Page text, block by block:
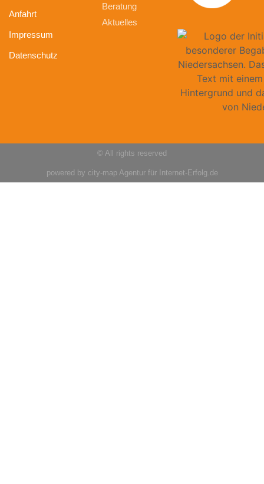
Anfahrt
Impressum
Datenschutz
Beratung
Aktuelles
© All rights reserved
powered by city-map Agentur für Internet-Erfolg.de